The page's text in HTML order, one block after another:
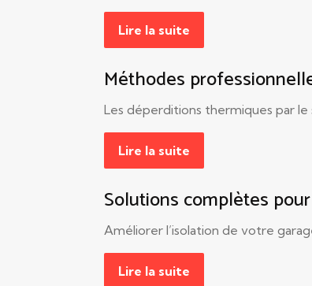
Lire la suite
Méthodes
Les déperditions thermiques par le
Lire la suite
Solutions complètes
Améliorer l’isolation de votre
Lire la suite